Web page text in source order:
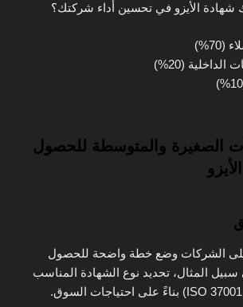
الأيزو في تحسين أداء شركتك؟
(20%)
الصغيرة والمتوسطة للحصول
الشركات وضع خطة واضحة للحصول
المثال، تحديد نوع الشهادة المناسب